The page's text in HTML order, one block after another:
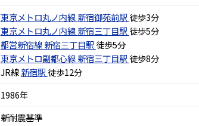
東京メトロ丸ノ内線新宿御苑前駅 徒歩3分
東京メトロ丸ノ内線新宿三丁目駅 徒歩5分
都営新宿線新宿三丁目駅 徒歩5分
東京メトロ副都心線新宿三丁目駅 徒歩8分
JR線新宿駅 徒歩12分
1986年
新耐震基準